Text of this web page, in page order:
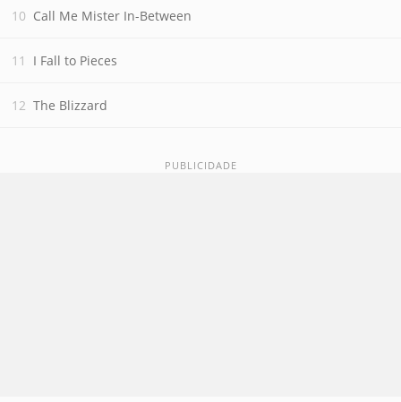
Call Me Mister In-Between
I Fall to Pieces
The Blizzard